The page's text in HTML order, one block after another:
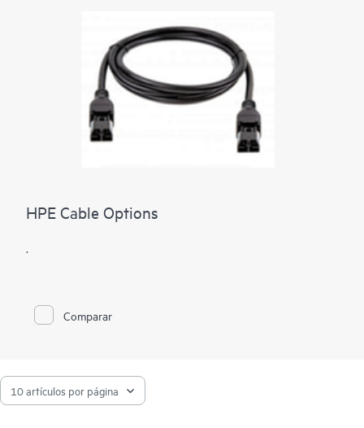
HPE Cable Options
.
Comparar